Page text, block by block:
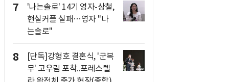
7
'나는솔로' 14기 영자-상철,
현실커플 실패…영자 "나
는솔로"
8
[단독]강형호 결혼식, '군복
무' 고우림 포착..포레스텔